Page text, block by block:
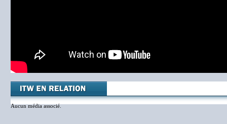
Aucun média associé.